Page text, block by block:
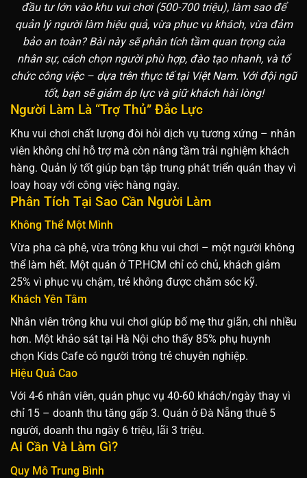
đầu tư lớn vào khu vui chơi (500-700 triệu), làm sao để
quản lý người làm hiệu quả, vừa phục vụ khách, vừa đảm
bảo an toàn? Bài này sẽ phân tích tầm quan trọng của
nhân sự, cách chọn người phù hợp, đào tạo nhanh, và tổ
chức công việc – dựa trên thực tế tại Việt Nam. Với đội ngũ
tốt, bạn sẽ giảm áp lực và giữ khách hài lòng!
Người Làm Là “Trợ Thủ” Đắc Lực
Khu vui chơi chất lượng đòi hỏi dịch vụ tương xứng – nhân
viên không chỉ hỗ trợ mà còn nâng tầm trải nghiệm khách
hàng. Quản lý tốt giúp bạn tập trung phát triển quán thay vì
loay hoay với công việc hàng ngày.
Phân Tích Tại Sao Cần Người Làm
Không Thể Một Mình
Vừa pha cà phê, vừa trông khu vui chơi – một người không
thể làm hết. Một quán ở TP.HCM chỉ có chủ, khách giảm
25% vì phục vụ chậm, trẻ không được chăm sóc kỹ.
Khách Yên Tâm
Nhân viên trông khu vui chơi giúp bố mẹ thư giãn, chi nhiều
hơn. Một khảo sát tại Hà Nội cho thấy 85% phụ huynh
chọn Kids Cafe có người trông trẻ chuyên nghiệp.
Hiệu Quả Cao
Với 4-6 nhân viên, quán phục vụ 40-60 khách/ngày thay vì
chỉ 15 – doanh thu tăng gấp 3. Quán ở Đà Nẵng thuê 5
người, doanh thu ngày 6 triệu, lãi 3 triệu.
Ai Cần Và Làm Gì?
Quy Mô Trung Bình